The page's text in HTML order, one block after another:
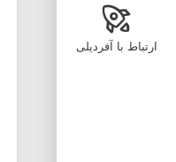
ارتباط با آفردیلی